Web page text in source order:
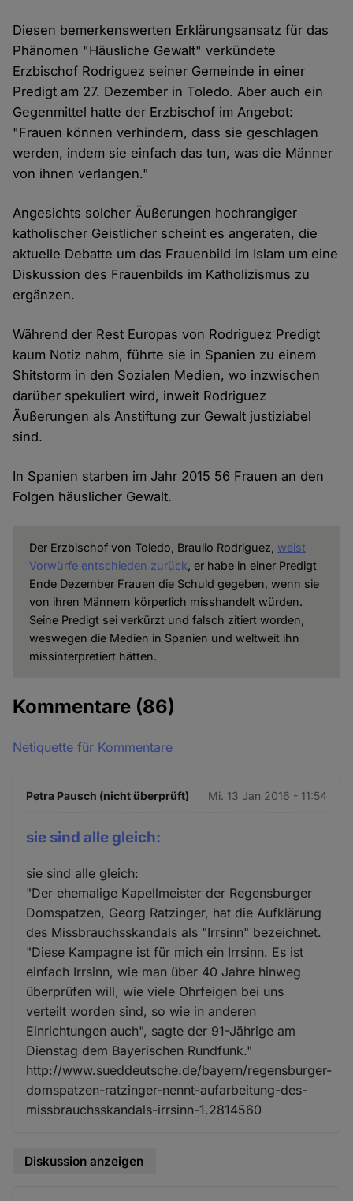
Diesen bemerkenswerten Erklärungsansatz für das
Phänomen "Häusliche Gewalt" verkündete
Erzbischof Rodriguez seiner Gemeinde in einer
Predigt am 27. Dezember in Toledo. Aber auch ein
Gegenmittel hatte der Erzbischof im Angebot:
"Frauen können verhindern, dass sie geschlagen
werden, indem sie einfach das tun, was die Männer
von ihnen verlangen."
Angesichts solcher Äußerungen hochrangiger
katholischer Geistlicher scheint es angeraten, die
aktuelle Debatte um das Frauenbild im Islam um eine
Diskussion des Frauenbilds im Katholizismus zu
ergänzen.
Während der Rest Europas von Rodriguez Predigt
kaum Notiz nahm, führte sie in Spanien zu einem
Shitstorm in den Sozialen Medien, wo inzwischen
darüber spekuliert wird, inweit Rodriguez
Äußerungen als Anstiftung zur Gewalt justiziabel
sind.
In Spanien starben im Jahr 2015 56 Frauen an den
Folgen häuslicher Gewalt.
Der Erzbischof von Toledo, Braulio Rodriguez, weist
Vorwürfe entschieden zurück, er habe in einer Predigt
Ende Dezember Frauen die Schuld gegeben, wenn sie
von ihren Männern körperlich misshandelt würden.
Seine Predigt sei verkürzt und falsch zitiert worden,
weswegen die Medien in Spanien und weltweit ihn
missinterpretiert hätten.
Kommentare (86)
Netiquette für Kommentare
Petra Pausch (nicht überprüft) Mi. 13 Jan 2016 - 11:54
sie sind alle gleich:
sie sind alle gleich:
"Der ehemalige Kapellmeister der Regensburger
Domspatzen, Georg Ratzinger, hat die Aufklärung
des Missbrauchsskandals als "Irrsinn" bezeichnet.
"Diese Kampagne ist für mich ein Irrsinn. Es ist
einfach Irrsinn, wie man über 40 Jahre hinweg
überprüfen will, wie viele Ohrfeigen bei uns
verteilt worden sind, so wie in anderen
Einrichtungen auch", sagte der 91-Jährige am
Dienstag dem Bayerischen Rundfunk."
http://www.sueddeutsche.de/bayern/regensburger-
domspatzen-ratzinger-nennt-aufarbeitung-des-
missbrauchsskandals-irrsinn-1.2814560
Diskussion anzeigen